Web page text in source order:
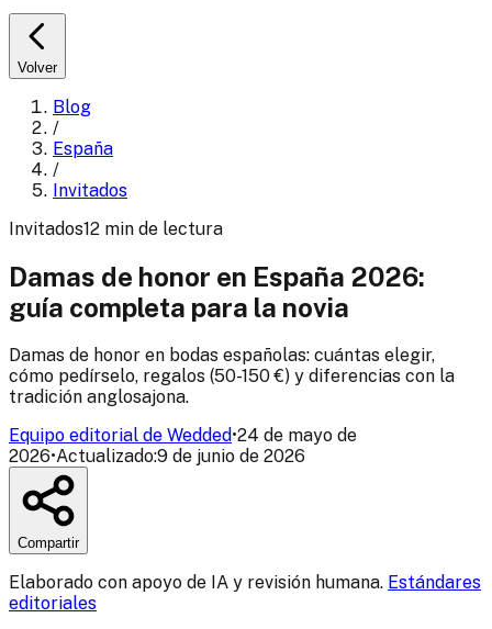
Volver
Blog
/
España
/
Invitados
Invitados12 min de lectura
Damas de honor en España 2026:
guía completa para la novia
Damas de honor en bodas españolas: cuántas elegir,
cómo pedírselo, regalos (50-150 €) y diferencias con la
tradición anglosajona.
Equipo editorial de Wedded•24 de mayo de
2026•Actualizado:9 de junio de 2026
Compartir
Elaborado con apoyo de IA y revisión humana. Estándares
editoriales